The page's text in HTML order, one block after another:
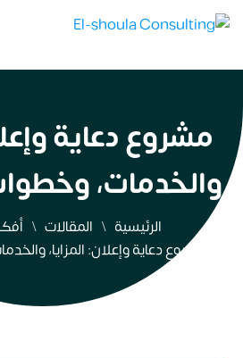
مشروع دعاية
والخدمات،
الرئيسية المقالات
مشروع دعاية وإعلان: المزايا،